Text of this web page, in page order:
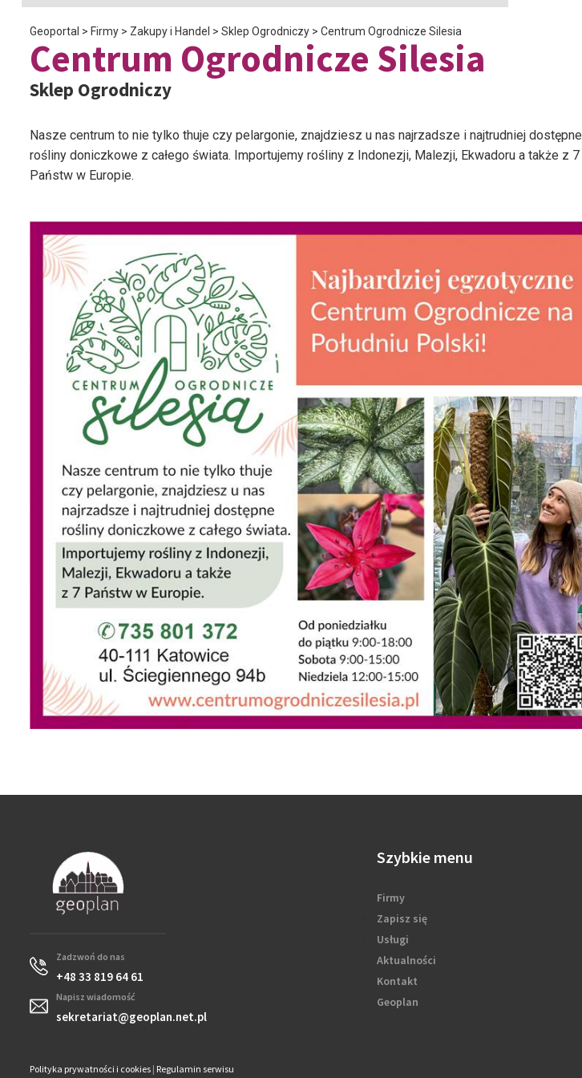
Geoportal > Firmy > Zakupy i Handel > Sklep Ogrodniczy > Centrum Ogrodnicze Silesia
Centrum Ogrodnicze Silesia
Sklep Ogrodniczy
Nasze centrum to nie tylko thuje czy pelargonie, znajdziesz u nas najrzadsze i najtrudniej dostępne
rośliny doniczkowe z całego świata. Importujemy rośliny z Indonezji, Malezji, Ekwadoru a także z 7
Państw w Europie.
Zadzwoń do nas
+48 33 819 64 61
Napisz wiadomość
sekretariat@geoplan.net.pl
Szybkie menu
Firmy
Zapisz się
Usługi
Aktualności
Kontakt
Geoplan
Polityka prywatności i cookies | Regulamin serwisu